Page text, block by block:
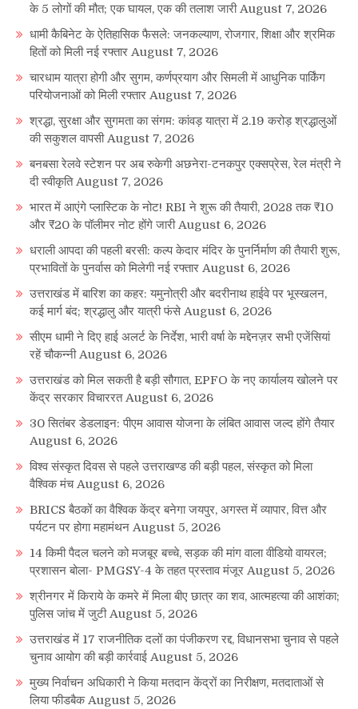
के 5 लोगों की मौत; एक घायल, एक की तलाश जारी August 7, 2026
धामी कैबिनेट के ऐतिहासिक फैसले: जनकल्याण, रोजगार, शिक्षा और श्रमिक
हितों को मिली नई रफ्तार August 7, 2026
चारधाम यात्रा होगी और सुगम, कर्णप्रयाग और सिमली में आधुनिक पार्किंग
परियोजनाओं को मिली रफ्तार August 7, 2026
श्रद्धा, सुरक्षा और सुगमता का संगम: कांवड़ यात्रा में 2.19 करोड़ श्रद्धालुओं
की सकुशल वापसी August 7, 2026
बनबसा रेलवे स्टेशन पर अब रुकेगी अछनेरा-टनकपुर एक्सप्रेस, रेल मंत्री ने
दी स्वीकृति August 7, 2026
भारत में आएंगे प्लास्टिक के नोट! RBI ने शुरू की तैयारी, 2028 तक ₹10
और ₹20 के पॉलीमर नोट होंगे जारी August 6, 2026
धराली आपदा की पहली बरसी: कल्प केदार मंदिर के पुनर्निर्माण की तैयारी शुरू,
प्रभावितों के पुनर्वास को मिलेगी नई रफ्तार August 6, 2026
उत्तराखंड में बारिश का कहर: यमुनोत्री और बदरीनाथ हाईवे पर भूस्खलन,
कई मार्ग बंद; श्रद्धालु और यात्री फंसे August 6, 2026
सीएम धामी ने दिए हाई अलर्ट के निर्देश, भारी वर्षा के मद्देनज़र सभी एजेंसियां
रहें चौकन्नी August 6, 2026
उत्तराखंड को मिल सकती है बड़ी सौगात, EPFO के नए कार्यालय खोलने पर
केंद्र सरकार विचाररत August 6, 2026
30 सितंबर डेडलाइन: पीएम आवास योजना के लंबित आवास जल्द होंगे तैयार
August 6, 2026
विश्व संस्कृत दिवस से पहले उत्तराखण्ड की बड़ी पहल, संस्कृत को मिला
वैश्विक मंच August 6, 2026
BRICS बैठकों का वैश्विक केंद्र बनेगा जयपुर, अगस्त में व्यापार, वित्त और
पर्यटन पर होगा महामंथन August 5, 2026
14 किमी पैदल चलने को मजबूर बच्चे, सड़क की मांग वाला वीडियो वायरल;
प्रशासन बोला- PMGSY-4 के तहत प्रस्ताव मंजूर August 5, 2026
श्रीनगर में किराये के कमरे में मिला बीए छात्र का शव, आत्महत्या की आशंका;
पुलिस जांच में जुटी August 5, 2026
उत्तराखंड में 17 राजनीतिक दलों का पंजीकरण रद्द, विधानसभा चुनाव से पहले
चुनाव आयोग की बड़ी कार्रवाई August 5, 2026
मुख्य निर्वाचन अधिकारी ने किया मतदान केंद्रों का निरीक्षण, मतदाताओं से
लिया फीडबैक August 5, 2026